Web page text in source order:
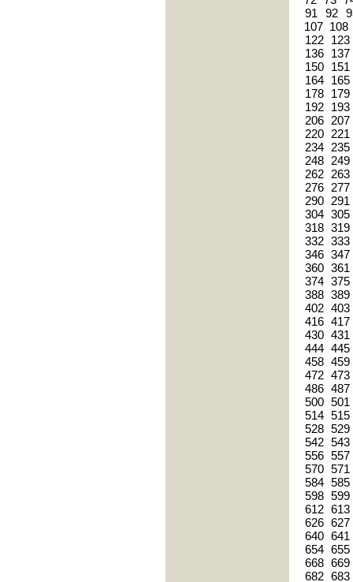
91
92
107 108
122
123
136
137
150
151
164
165
178
179
192
193
206 207
220
221
234
235
248
249
262
263
276
277
290
291
304 305
318 319
332 333
346 347
360 361
374 375
388 389
402 403
416 417
430 431
444 445
458 459
472 473
486 487
500 501
514 515
528 529
542 543
556 557
570 571
584 585
598 599
612 613
626 627
640 641
654 655
668 669
682 683